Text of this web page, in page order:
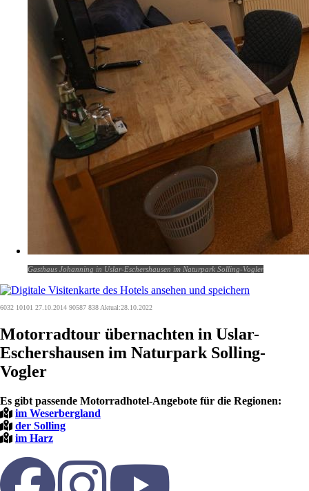
Gasthaus Johanning in Uslar-Eschershausen im Naturpark Solling-Vogler
6032 10101 27.10.2014 90587 838 Aktual:28.10.2022
Motorradtour übernachten in Uslar-
Eschershausen im Naturpark Solling-
Vogler
Es gibt passende Motorradhotel-Angebote für die Regionen:
im Weserbergland
der Solling
im Harz